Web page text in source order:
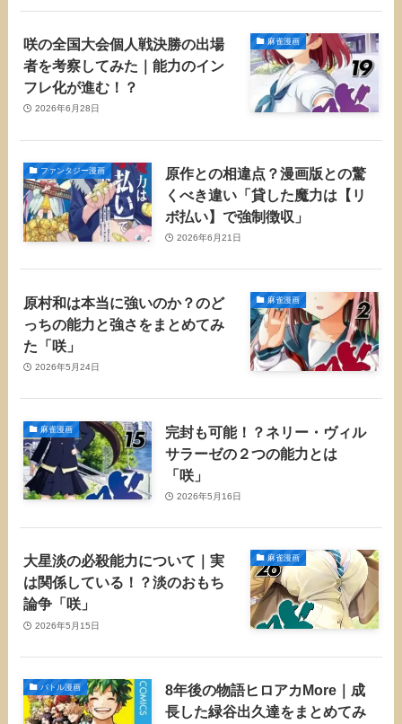
麻雀漫画
咲の全国大会個人戦決勝の出場
者を考察してみた｜能力のイン
フレ化が進む！？
2026年6月28日
ファンタジー漫画
原作との相違点？漫画版との驚
くべき違い「貸した魔力は【リ
ボ払い】で強制徴収」
2026年6月21日
麻雀漫画
原村和は本当に強いのか？のど
っちの能力と強さをまとめてみ
た「咲」
2026年5月24日
麻雀漫画
完封も可能！？ネリー・ヴィル
サラーゼの２つの能力とは
「咲」
2026年5月16日
麻雀漫画
大星淡の必殺能力について｜実
は関係している！？淡のおもち
論争「咲」
2026年5月15日
バトル漫画
8年後の物語ヒロアカMore｜成
長した緑谷出久達をまとめてみ